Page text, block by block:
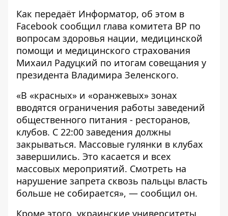
Как передаёт Информатор, об этом в
Facebook сообщил глава комитета ВР по
вопросам здоровья нации, медицинской
помощи и медицинского страхования
Михаил Радуцкий по итогам совещания у
президента Владимира Зеленского.
«В «красных» и «оранжевых» зонах
вводятся ограничения работы заведений
общественного питания - ресторанов,
клубов. С 22:00 заведения должны
закрываться. Массовые гулянки в клубах
завершились. Это касается и всех
массовых мероприятий. Смотреть на
нарушение запрета сквозь пальцы власть
больше не собирается», — сообщил он.
Кроме этого, украинские университеты